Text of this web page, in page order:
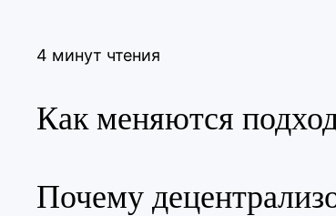
4 минут чтения
Как меняются
Почему